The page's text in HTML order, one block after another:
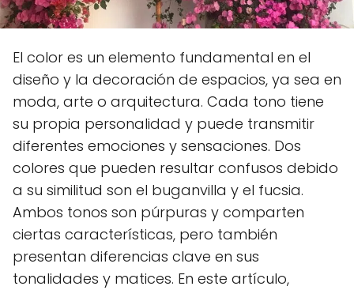
El color es un elemento fundamental en el
diseño y la decoración de espacios, ya sea en
moda, arte o arquitectura. Cada tono tiene
su propia personalidad y puede transmitir
diferentes emociones y sensaciones. Dos
colores que pueden resultar confusos debido
a su similitud son el buganvilla y el fucsia.
Ambos tonos son púrpuras y comparten
ciertas características, pero también
presentan diferencias clave en sus
tonalidades y matices. En este artículo,